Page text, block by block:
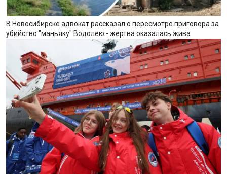
В Новосибирске адвокат рассказал о пересмотре приговора за
убийство "маньяку" Водолею - жертва оказалась жива